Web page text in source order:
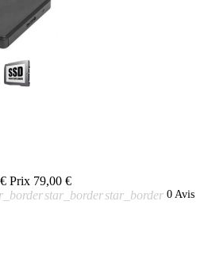
Prix 79,00 €
star_borderstar_border 0 Avis